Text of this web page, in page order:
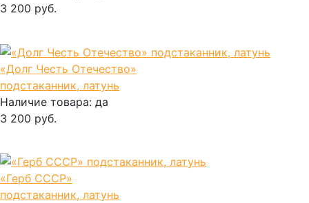
3 200 руб.
«Долг Честь Отечество»
подстаканник, латунь
Наличие товара: да
3 200 руб.
«Герб СССР»
подстаканник, латунь